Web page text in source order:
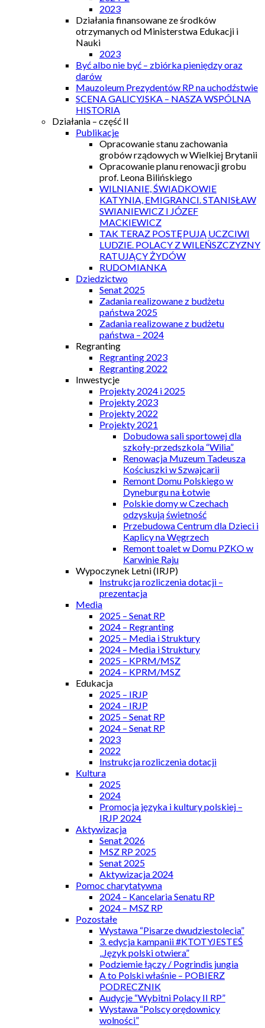
2023
Działania finansowane ze środków
otrzymanych od Ministerstwa Edukacji i
Nauki
2023
Być albo nie być – zbiórka pieniędzy oraz
darów
Mauzoleum Prezydentów RP na uchodźstwie
SCENA GALICYJSKA – NASZA WSPÓLNA
HISTORIA
Działania – część II
Publikacje
Opracowanie stanu zachowania
grobów rządowych w Wielkiej Brytanii
Opracowanie planu renowacji grobu
prof. Leona Bilińskiego
WILNIANIE, ŚWIADKOWIE
KATYNIA, EMIGRANCI. STANISŁAW
SWIANIEWICZ I JÓZEF
MACKIEWICZ
TAK TERAZ POSTĘPUJĄ UCZCIWI
LUDZIE. POLACY Z WILEŃSZCZYZNY
RATUJĄCY ŻYDÓW
RUDOMIANKA
Dziedzictwo
Senat 2025
Zadania realizowane z budżetu
państwa 2025
Zadania realizowane z budżetu
państwa – 2024
Regranting
Regranting 2023
Regranting 2022
Inwestycje
Projekty 2024 i 2025
Projekty 2023
Projekty 2022
Projekty 2021
Dobudowa sali sportowej dla
szkoły-przedszkola “Wilia”
Renowacja Muzeum Tadeusza
Kościuszki w Szwajcarii
Remont Domu Polskiego w
Dyneburgu na Łotwie
Polskie domy w Czechach
odzyskują świetność
Przebudowa Centrum dla Dzieci i
Kaplicy na Węgrzech
Remont toalet w Domu PZKO w
Karwinie Raju
Wypoczynek Letni (IRJP)
Instrukcja rozliczenia dotacji –
prezentacja
Media
2025 – Senat RP
2024 – Regranting
2025 – Media i Struktury
2024 – Media i Struktury
2025 – KPRM/MSZ
2024 – KPRM/MSZ
Edukacja
2025 – IRJP
2024 – IRJP
2025 – Senat RP
2024 – Senat RP
2023
2022
Instrukcja rozliczenia dotacji
Kultura
2025
2024
Promocja języka i kultury polskiej –
IRJP 2024
Aktywizacja
Senat 2026
MSZ RP 2025
Senat 2025
Aktywizacja 2024
Pomoc charytatywna
2024 – Kancelaria Senatu RP
2024 – MSZ RP
Pozostałe
Wystawa “Pisarze dwudziestolecia”
3. edycja kampanii #KTOTYJESTEŚ
„Język polski otwiera”
Podziemie łączy / Pogrindis jungia
A to Polski właśnie – POBIERZ
PODRECZNIK
Audycje “Wybitni Polacy II RP”
Wystawa “Polscy orędownicy
wolności”